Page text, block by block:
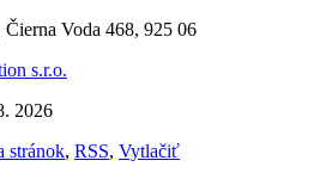
Voda 468, 925 06
s.r.o.
2026
stránok, RSS, Vytlačiť